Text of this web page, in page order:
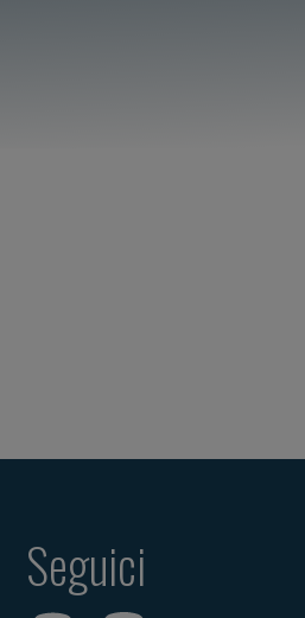
Seguici